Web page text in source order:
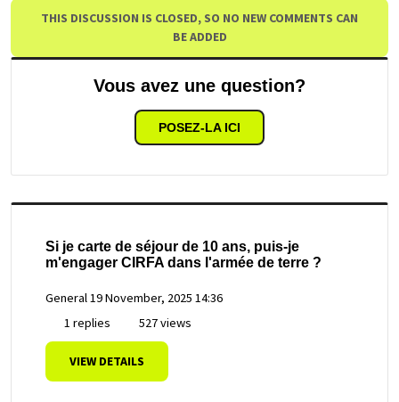
THIS DISCUSSION IS CLOSED, SO NO NEW COMMENTS CAN
BE ADDED
Vous avez une question?
POSEZ-LA ICI
Si je carte de séjour de 10 ans, puis-je
m'engager CIRFA dans l'armée de terre ?
General19 November, 2025 14:36
1 replies
527 views
VIEW DETAILS